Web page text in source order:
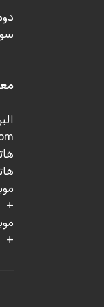
هاتف 1 : 32
هاتف 2 : 04
+
+